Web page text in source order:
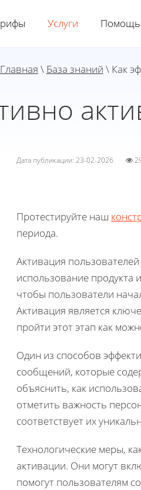
Услуги Помощь
Главная \ База знаний \ Как
Дата публикации: 23-02-2026
Протестируйте наш
периода.
Активация
использование продукта
чтобы пользователи
Активация является
пройти этот этап как
Один из способов
сообщений, которые
объяснить, как
отметить важность
соответствует их
Технологические меры,
активации. Они могут
помогут пользователям